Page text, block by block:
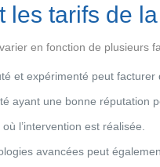
les tarifs de
en fonction de plusieurs
et expérimenté peut facturer
ayant une bonne réputation
l’intervention est réalisée.
avancées peut